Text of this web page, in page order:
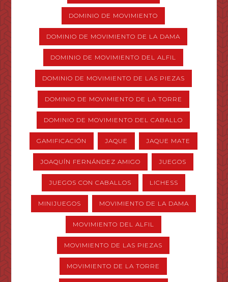
DOMINIO DE MOVIMIENTO
DOMINIO DE MOVIMIENTO DE LA DAMA
DOMINIO DE MOVIMIENTO DEL ALFIL
DOMINIO DE MOVIMIENTO DE LAS PIEZAS
DOMINIO DE MOVIMIENTO DE LA TORRE
DOMINIO DE MOVIMIENTO DEL CABALLO
GAMIFICACIÓN JAQUE JAQUE MATE
JOAQUÍN FERNÁNDEZ AMIGO JUEGOS
JUEGOS CON CABALLOS LICHESS
MINIJUEGOS MOVIMIENTO DE LA DAMA
MOVIMIENTO DEL ALFIL
MOVIMIENTO DE LAS PIEZAS
MOVIMIENTO DE LA TORRE